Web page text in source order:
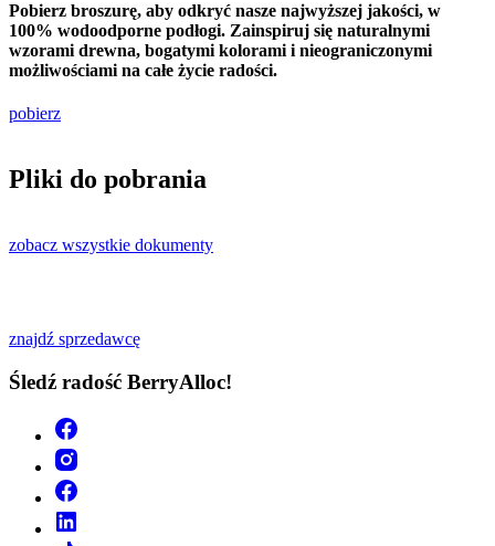
Pobierz broszurę, aby odkryć nasze najwyższej jakości, w
100% wodoodporne podłogi. Zainspiruj się naturalnymi
wzorami drewna, bogatymi kolorami i nieograniczonymi
możliwościami na całe życie radości.
pobierz
Pliki do pobrania
zobacz wszystkie dokumenty
znajdź sprzedawcę
Śledź radość BerryAlloc!